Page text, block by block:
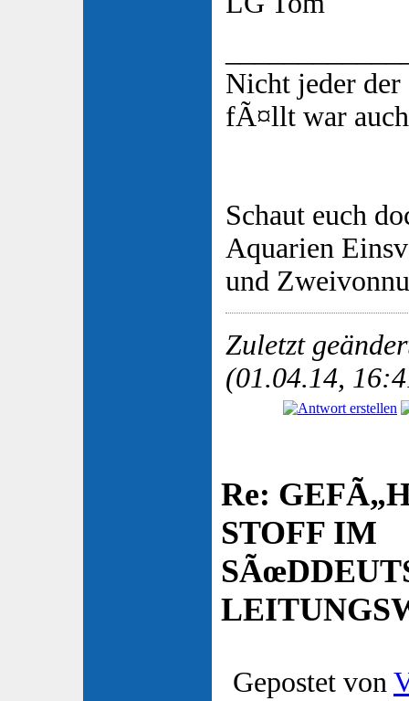
Nicht jeder der
fÃ¤llt war
Schaut euch
Aquarien
und
Zuletzt
(01.04.14,
Re:
STOFF IM
Gepostet von